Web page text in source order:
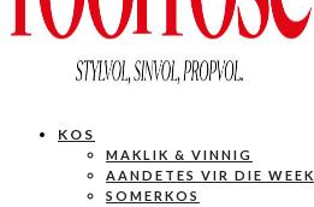
KOS
MAKLIK & VINNIG
AANDETES VIR DIE WEEK
SOMERKOS